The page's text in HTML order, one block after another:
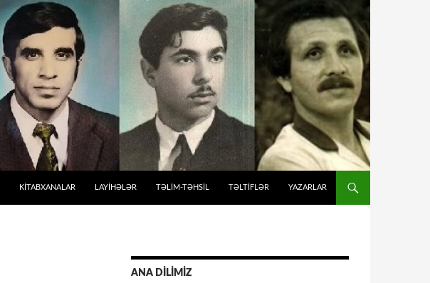
KİTABXANALAR LAYİHƏLƏR TƏLIM-TƏHSIL TƏLTİFLƏR YAZARLAR
ANA DİLİMİZ